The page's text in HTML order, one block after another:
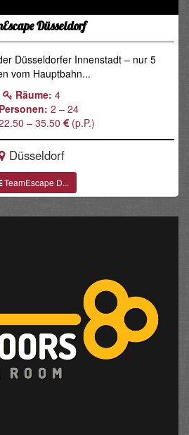
Düsseldorf
Düsseldorfer Innenstadt – nur 5
vom Hauptbahn...
Räume: 4
Personen: 2 – 24
– 35.50 (p.P.)
Düsseldorf
TeamEscape D...